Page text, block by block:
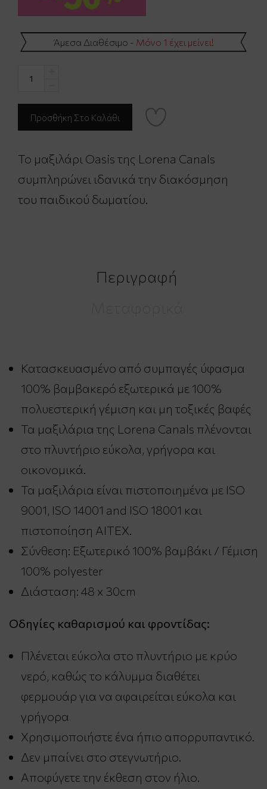
Άμεσα Διαθέσιμο - Μόνο 1 έχει μείνει!
Το μαξιλάρι Oasis της Lorena Canals
συμπληρώνει ιδανικά την διακόσμηση
του παιδικού δωματίου.
Περιγραφή
Κατασκευασμένο από συμπαγές ύφασμα
100% βαμβακερό εξωτερικά με 100%
πολυεστερική γέμιση και μη τοξικές βαφές
Τα μαξιλάρια της Lorena Canals πλένονται
στο πλυντήριο εύκολα, γρήγορα και
οικονομικά.
Τα μαξιλάρια είναι πιστοποιημένα με ISO
9001, ISO 14001 and ISO 18001 και
πιστοποίηση AITEX.
Σύνθεση: Εξωτερικό 100% βαμβάκι / Γέμιση
100% polyester
Διάσταση: 48 x 30cm
Οδηγίες καθαρισμού και φροντίδας:
Πλένεται εύκολα στο πλυντήριο με κρύο
νερό, καθώς το κάλυμμα διαθέτει
φερμουάρ για να αφαιρείται εύκολα και
γρήγορα
Χρησιμοποιήστε ένα ήπιο απορρυπαντικό.
Δεν μπαίνει στο στεγνωτήριο.
Αποφύγετε την έκθεση στον ήλιο.